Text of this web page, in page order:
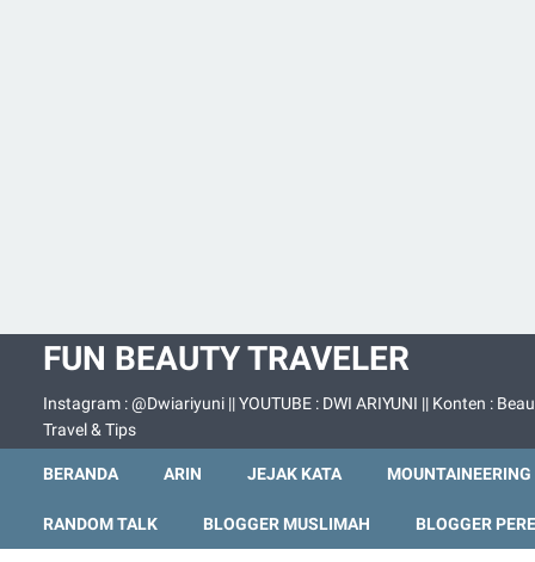
FUN BEAUTY TRAVELER
Instagram : @Dwiariyuni || YOUTUBE : DWI ARIYUNI || Konten :
Travel & Tips
BERANDA ARIN JEJAK KATA MOUNTAINEERING
RANDOM TALK BLOGGER MUSLIMAH BLOGGER